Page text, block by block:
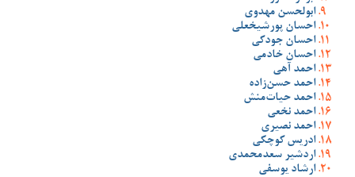
ابولحسن مهدوی
احسان پورشیخعلی
احسان جودکی
احسان خادمی
احمد آهی
احمد حسن‌زاده
احمد حیات‌منش
احمد نخعی
احمد نصیری
ادریس کوچکی
اردشیر سعدمحمدی
ارشاد یوسفی